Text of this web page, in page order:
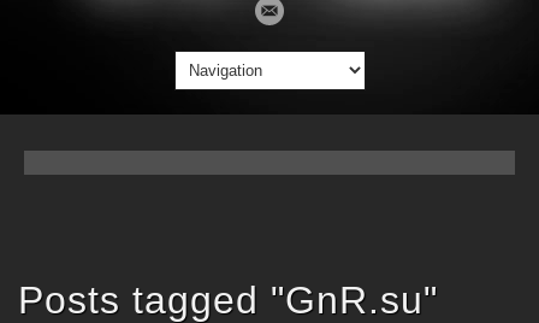
Posts tagged "GnR.su"